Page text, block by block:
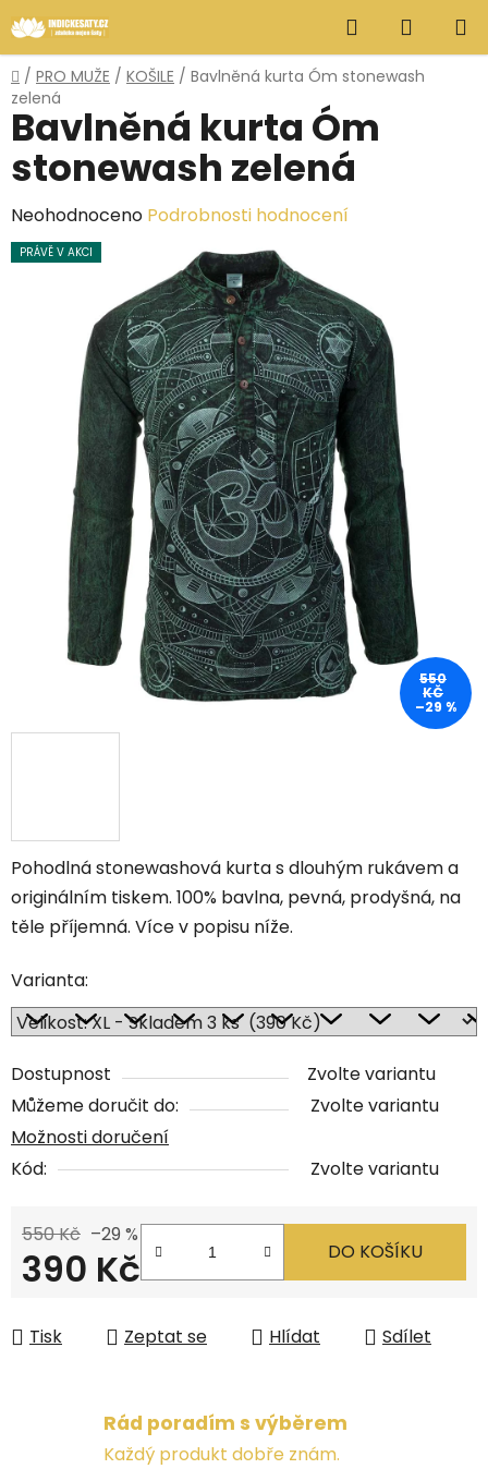
na
obsah
Hledat
KOŠÍK
Domů
/ PRO MUŽE / KOŠILE / Bavlněná kurta Óm stonewash
zelená
Pohodlná stonewashová kurta s dlouhým rukávem a
originálním tiskem. 100% bavlna, pevná, prodyšná, na
těle příjemná. Více v popisu níže.
Varianta:
Dostupnost
Zvolte variantu
Můžeme doručit do:
Zvolte variantu
Možnosti doručení
Kód:
Zvolte variantu
550 Kč –29 %
390 Kč DO KOŠÍKU
Tisk Zeptat se Hlídat Sdílet
Bavlněná kurta Óm
stonewash zelená
Průměrné
hodnocení
hvězdiček.
Neohodnoceno Podrobnosti hodnocení
PRÁVĚ V AKCI
550
KČ
–29 %
Rád poradím s výběrem
Každý produkt dobře znám.